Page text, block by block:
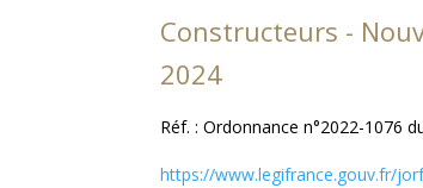
Constructeurs -
2024
Réf. : Ordonnance n°2022-1076
https://www.legifrance.gouv.fr/